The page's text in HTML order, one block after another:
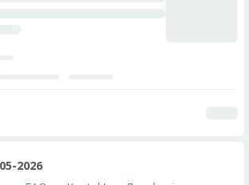
2026